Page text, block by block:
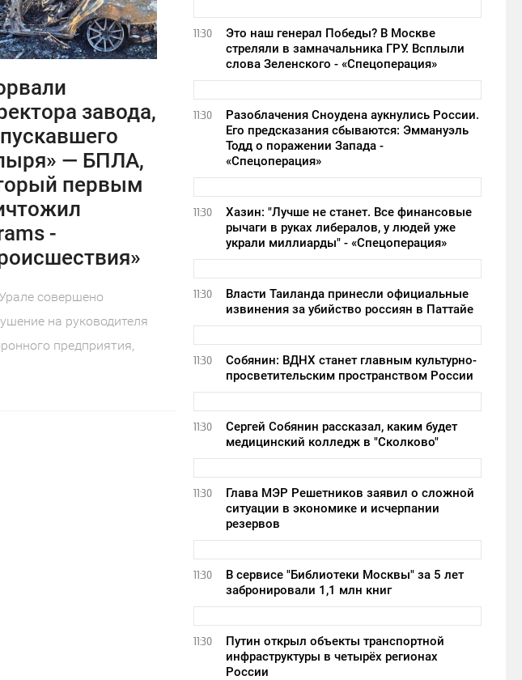
завода,
— БПЛА,
первым
-
совершено
на руководителя
предприятия,
11:30
Это наш генерал Победы? В Москве
стреляли в замначальника ГРУ. Всплыли
слова Зеленского - «Спецоперация»
11:30
Разоблачения Сноудена аукнулись России.
Его предсказания сбываются: Эммануэль
Тодд о поражении Запада -
«Спецоперация»
11:30
Хазин: "Лучше не станет. Все финансовые
рычаги в руках либералов, у людей уже
украли миллиарды" - «Спецоперация»
11:30
Власти Таиланда принесли официальные
извинения за убийство россиян в Паттайе
11:30
Собянин: ВДНХ станет главным культурно-
просветительским пространством России
11:30
Сергей Собянин рассказал, каким будет
медицинский колледж в "Сколково"
11:30
Глава МЭР Решетников заявил о сложной
ситуации в экономике и исчерпании
резервов
11:30
В сервисе "Библиотеки Москвы" за 5 лет
забронировали 1,1 млн книг
11:30
Путин открыл объекты транспортной
инфраструктуры в четырёх регионах
России